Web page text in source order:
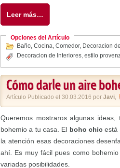
Leer más…
Opciones del Artículo
Baño, Cocina, Comedor, Decoracion
Decoracion de Interiores, estilo
Cómo darle un aire
Artículo Publicado el 30.03.2016 por Javi,
Queremos mostraros algunas
bohemio a tu casa. El boho chicestá
la atención esas decoraciones
ahí. Es muy fácil pues como
variadas posibilidades.